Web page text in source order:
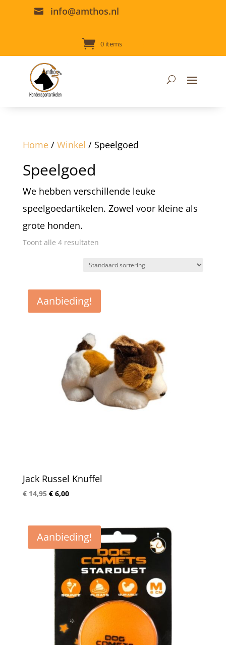
 info@amthos.nl
0 items
Home/ Winkel / Speelgoed
Speelgoed
We hebben verschillende leuke
speelgoedartikelen. Zowel voor kleine als
grote honden.
Toont alle 4 resultaten
Aanbieding!
Jack Russel Knuffel
€14,95 Oorspronkelijke
€ 14,95.
€6,00Huidige
€ 6,00.
Aanbieding!